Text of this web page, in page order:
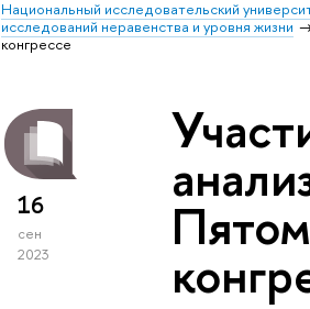
Национальный исследовательский
исследований неравенства и уровня жизни
конгрессе
16
сен
2023